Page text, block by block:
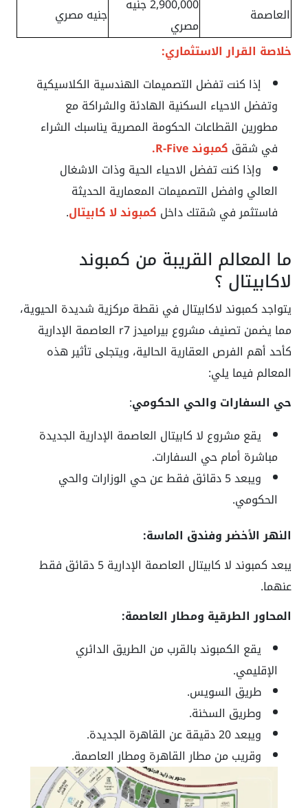
العاصمة
2,900,000 جنيه
مصري
جنيه مصري
خلاصة القرار الاستثماري:
إذا كنت تفضل التصميمات الهندسية الكلاسيكية
وتفضل الاحياء السكنية الهادئة والشراكة مع
مطورين القطاعات الحكومة المصرية يناسبك الشراء
في شقق كمبوند R-Five.
وإذا كنت تفضل الاحياء الحية وذات الاشغال
العالي وافضل التصميمات المعمارية الحديثة
فاستثمر في شقتك داخل كمبوند لا كابيتال.
ما المعالم القريبة من كمبوند
لاكابيتال ؟
يتواجد كمبوند لاكابيتال في نقطة مركزية شديدة الحيوية،
مما يضمن تصنيف مشروع بيراميدز r7 العاصمة الإدارية
كأحد أهم الفرص العقارية الحالية، ويتجلى تأثير هذه
المعالم فيما يلي:
حي السفارات والحي الحكومي:
يقع مشروع لا كابيتال العاصمة الإدارية الجديدة
مباشرة أمام حي السفارات.
ويبعد 5 دقائق فقط عن حي الوزارات والحي
الحكومي.
النهر الأخضر وفندق الماسة:
يبعد كمبوند لا كابيتال العاصمة الإدارية 5 دقائق فقط
عنهما.
المحاور الطرقية ومطار العاصمة:
يقع الكمبوند بالقرب من الطريق الدائري
الإقليمي.
طريق السويس.
وطريق السخنة.
ويبعد 20 دقيقة عن القاهرة الجديدة.
وقريب من مطار القاهرة ومطار العاصمة.